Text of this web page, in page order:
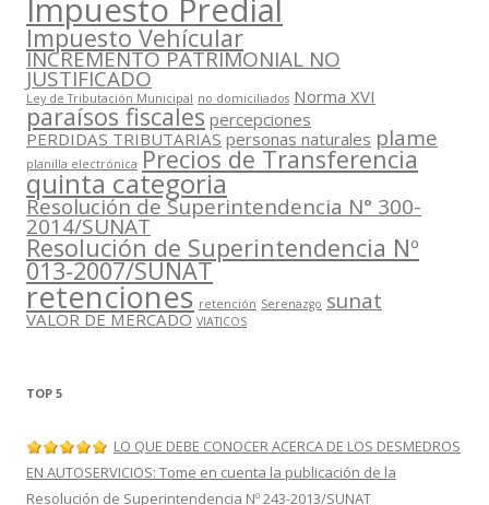
Impuesto Predial
Impuesto Vehícular
INCREMENTO PATRIMONIAL NO
JUSTIFICADO
Ley de Tributación Municipal no domiciliados Norma XVI
paraísos fiscales percepciones
PERDIDAS TRIBUTARIAS personas naturales plame
planilla electrónica Precios de Transferencia
quinta categoria
Resolución de Superintendencia N° 300-
2014/SUNAT
Resolución de Superintendencia Nº
013-2007/SUNAT
retenciones retención Serenazgo sunat
VALOR DE MERCADO VIATICOS
TOP 5
LO QUE DEBE CONOCER ACERCA DE LOS DESMEDROS
EN AUTOSERVICIOS: Tome en cuenta la publicación de la
Resolución de Superintendencia Nº 243-2013/SUNAT